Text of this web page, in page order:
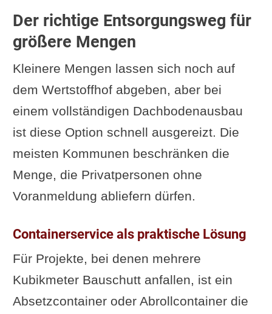
Der richtige Entsorgungsweg für
größere Mengen
Kleinere Mengen lassen sich noch auf
dem Wertstoffhof abgeben, aber bei
einem vollständigen Dachbodenausbau
ist diese Option schnell ausgereizt. Die
meisten Kommunen beschränken die
Menge, die Privatpersonen ohne
Voranmeldung abliefern dürfen.
Containerservice als praktische Lösung
Für Projekte, bei denen mehrere
Kubikmeter Bauschutt anfallen, ist ein
Absetzcontainer oder Abrollcontainer die